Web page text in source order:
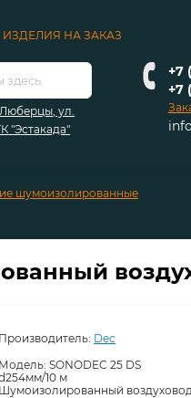
ИЗДЕЛИЯ НА ЗАКАЗ
ул.
"Эстакада"
+7
+7
шумоизолированные
Производитель: Dec
Модель: SONODEC 25 DS
10 м
Шумоизолированный